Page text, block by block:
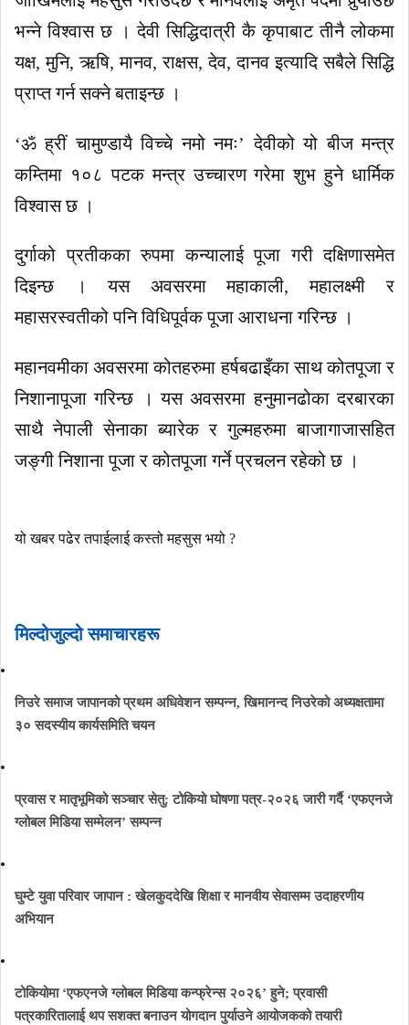
भन्ने विश्वास छ । देवी सिद्धिदात्री कै कृपाबाट तीनै लोकमा
यक्ष, मुनि, ऋषि, मानव, राक्षस, देव, दानव इत्यादि सबैले सिद्धि
प्राप्त गर्न सक्ने बताइन्छ ।
‘ॐ ह्रीं चामुण्डायै विच्चे नमो नमः’ देवीको यो बीज मन्त्र
कम्तिमा १०८ पटक मन्त्र उच्चारण गरेमा शुभ हुने धार्मिक
विश्वास छ ।
दुर्गाको प्रतीकका रुपमा कन्यालाई पूजा गरी दक्षिणासमेत
दिइन्छ । यस अवसरमा महाकाली, महालक्ष्मी र
महासरस्वतीको पनि विधिपूर्वक पूजा आराधना गरिन्छ ।
महानवमीका अवसरमा कोतहरुमा हर्षबढाइँका साथ कोतपूजा र
निशानापूजा गरिन्छ । यस अवसरमा हनुमानढोका दरबारका
साथै नेपाली सेनाका ब्यारेक र गुल्महरुमा बाजागाजासहित
जङ्गी निशाना पूजा र कोतपूजा गर्ने प्रचलन रहेको छ ।
यो खबर पढेर तपाईलाई कस्तो महसुस भयो ?
मिल्दोजुल्दो समाचारहरू
निउरे समाज जापानको प्रथम अधिवेशन सम्पन्न, खिमानन्द निउरेको अध्यक्षतामा
३० सदस्यीय कार्यसमिति चयन
प्रवास र मातृभूमिको सञ्चार सेतु: टोकियो घोषणा पत्र-२०२६ जारी गर्दै ‘एफएनजे
ग्लोबल मिडिया सम्मेलन’ सम्पन्न
घुम्टे युवा परिवार जापान : खेलकुददेखि शिक्षा र मानवीय सेवासम्म उदाहरणीय
अभियान
टोकियोमा ‘एफएनजे ग्लोबल मिडिया कन्फ्रेन्स २०२६’ हुने; प्रवासी
पत्रकारितालाई थप सशक्त बनाउन योगदान पुर्याउने आयोजकको तयारी